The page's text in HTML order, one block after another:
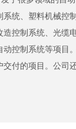
系统、塑料机械控
造控制系统、光缆
动控制系统等项目
交付的项目。公司